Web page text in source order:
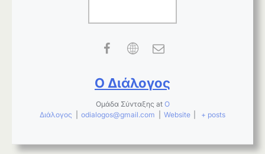
Ο Διάλογος
Ομάδα Σύνταξης at Ο
Διάλογος
odialogos@gmail.com Website + posts